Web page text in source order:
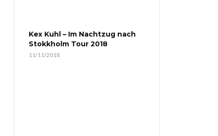
Kex Kuhl – Im Nachtzug nach
Stokkholm Tour 2018
11/11/2018